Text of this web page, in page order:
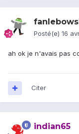
Posté(e) 16
ah ok je n'avais pas
Citer
indian65